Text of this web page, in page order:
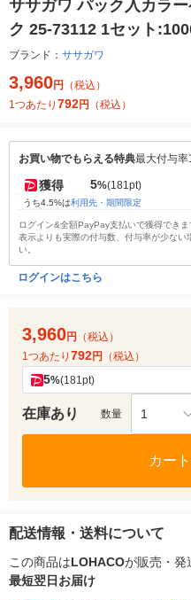
ササガワ パック入カラ
ク 25-73112 1セット
ブランド： ササガワ
3,960円
（税込）
1つあたり 792円 （税込）
お買い物でもらえる特典最大付与
獲得 5%(181pt)
うち4.5%は利用先・期間限定
ログイン&全額PayPay支払いで獲得でき
表示よりも実際の付与数、付与率が少ない
い。
ログインはこちら
3,960円
（税込）
1つあたり 792円 （税込）
5%(181pt)
在庫あり 数量 1
カー
配送情報・送料について
この商品はLOHACOが販売・発
最短翌日お届け